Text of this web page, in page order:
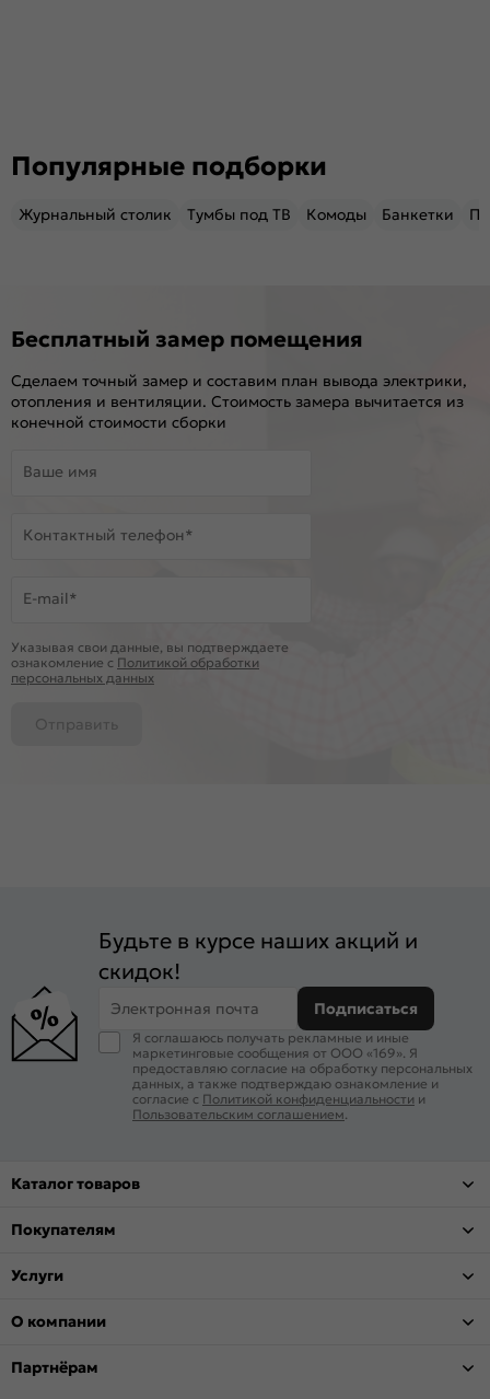
Популярные подборки
Журнальный столик Тумбы под ТВ Комоды Банкетки
Бесплатный замер помещения
Сделаем точный замер и составим план вывода электрики,
отопления и вентиляции. Стоимость замера вычитается из
конечной стоимости сборки
Ваше имя
Контактный телефон*
E-mail*
Указывая свои данные, вы подтверждаете
ознакомление c Политикой обработки
персональных данных
Отправить
Будьте в курсе наших акций и
скидок!
Электронная почта Подписаться
Я соглашаюсь получать рекламные и иные
маркетинговые сообщения от ООО «169». Я
предоставляю согласие на обработку персональных
данных, а также подтверждаю ознакомление и
согласие с Политикой конфиденциальности и
Пользовательским соглашением
Каталог товаров
Покупателям
Услуги
О компании
Партнёрам